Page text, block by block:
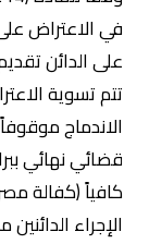
في الاعتراض
على الدائن
تتم تسوية
الاندماج
قضائي نهائي
كافياً (كفالة
الإجراء